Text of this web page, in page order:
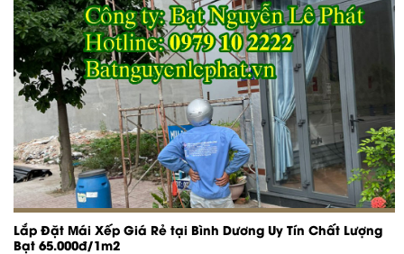
Lắp Đặt Mái Xếp Giá Rẻ tại Bình Dương Uy Tín Chất Lượng
Bạt 65.000đ/1m2